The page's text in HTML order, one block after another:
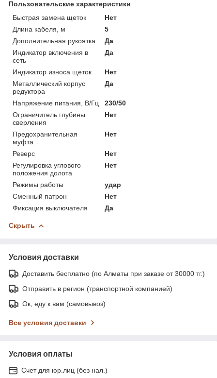
Пользовательские характеристики
Быстрая замена щеток
Нет
Длина кабеля, м
5
Дополнительная рукоятка
Да
Индикатор включения в
сеть
Да
Индикатор износа щеток
Нет
Металлический корпус
редуктора
Да
Напряжение питания, В/Гц
230/50
Ограничитель глубины
сверления
Нет
Предохранительная
муфта
Нет
Реверс
Нет
Регулировка углового
положения долота
Нет
Режимы работы
удар
Сменный патрон
Нет
Фиксация выключателя
Да
Скрыть
Условия доставки
Доставить бесплатно (по Алматы при заказе от 30000 тг.)
Отправить в регион (транспортной компанией)
Ок, еду к вам (самовывоз)
Все условия доставки
Условия оплаты
Счет для юр.лиц (без нал.)